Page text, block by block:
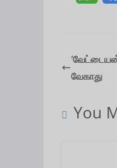
t
s
p
வேகாது
You